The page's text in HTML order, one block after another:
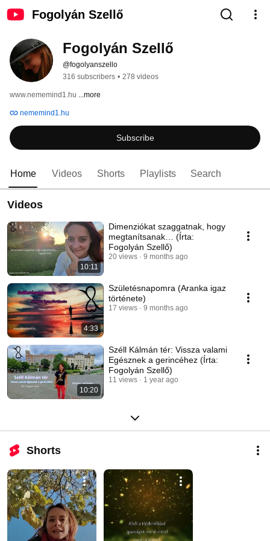
Fogolyán Szellő
Fogolyán Szellő
@fogolyanszello
316 subscribers • 278 videos
www.nememind1.hu ...more
nememind1.hu
Subscribe
Home Videos Shorts Playlists Search
Videos
10:11
Dimenziókat szaggatnak, hogy
megtanítsanak… (Írta:
Fogolyán Szellő)
20 views 9 months ago
4:33
Születésnapomra (Aranka igaz
története)
17 views 9 months ago
10:20
Széll Kálmán tér: Vissza valami
Egésznek a gerincéhez (Írta:
Fogolyán Szellő)
11 views 1 year ago
Shorts